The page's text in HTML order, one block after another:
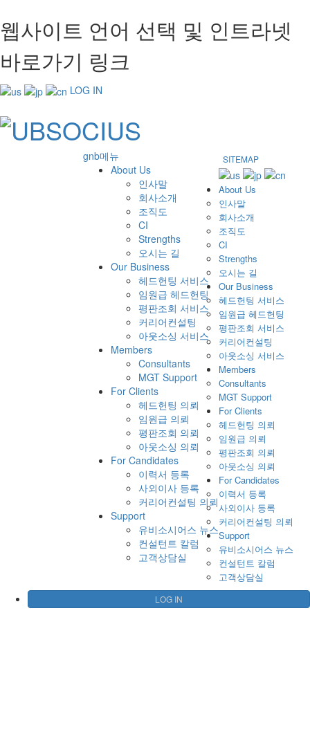
웹사이트 언어 선택 및 인트라넷
바로가기 링크
LOG IN
gnb메뉴
About Us
인사말
회사소개
조직도
CI
Strengths
오시는 길
Our Business
헤드헌팅 서비스
임원급 헤드헌팅
평판조회 서비스
커리어컨설팅
아웃소싱 서비스
Members
Consultants
MGT Support
For Clients
헤드헌팅 의뢰
임원급 의뢰
평판조회 의뢰
아웃소싱 의뢰
For Candidates
이력서 등록
사외이사 등록
커리어컨설팅 의뢰
Support
유비소시어스 뉴스
컨설턴트 칼럼
고객상담실
SITEMAP
About Us
인사말
회사소개
조직도
CI
Strengths
오시는 길
Our Business
헤드헌팅 서비스
임원급 헤드헌팅
평판조회 서비스
커리어컨설팅
아웃소싱 서비스
Members
Consultants
MGT Support
For Clients
헤드헌팅 의뢰
임원급 의뢰
평판조회 의뢰
아웃소싱 의뢰
For Candidates
이력서 등록
사외이사 등록
커리어컨설팅 의뢰
Support
유비소시어스 뉴스
컨설턴트 칼럼
고객상담실
LOG IN